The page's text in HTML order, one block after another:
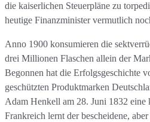
die kaiserlichen Steuerpläne zu
heutige Finanzminister vermutlich
Anno 1900 konsumieren die
drei Millionen Flaschen allein der
Begonnen hat die Erfolgsgeschichte
geschützten Produktmarken
Adam Henkell am 28. Juni 1832 eine
Frankreich lernt der bescheidene,